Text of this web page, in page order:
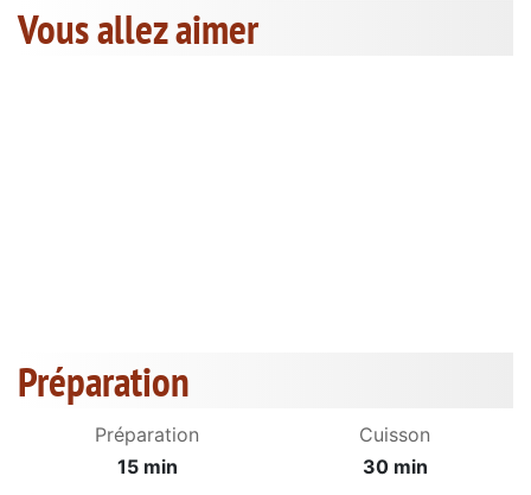
Vous allez aimer
Préparation
Préparation
15 min
Cuisson
30 min